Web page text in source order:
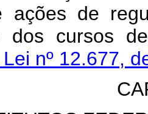
ações de
dos cursos
nº 12.677,